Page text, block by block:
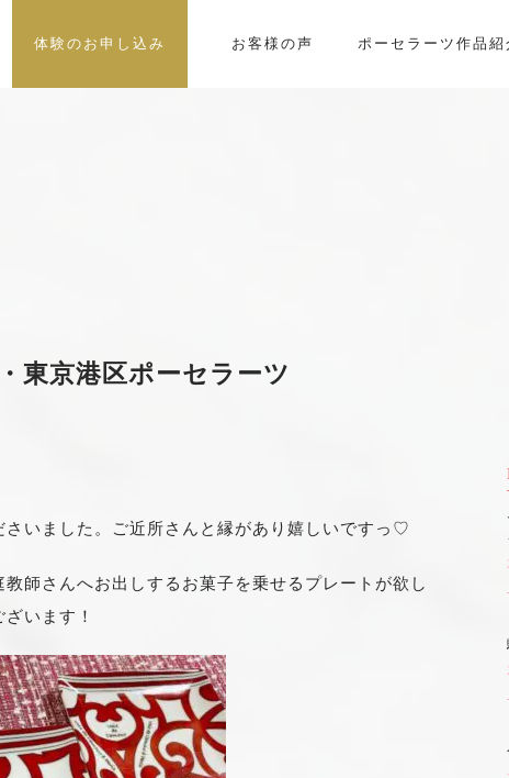
体験のお申し込み お客様の声 ポーセラーツ作品紹
東京港区ポーセラーツ
いました。ご近所さんと縁があり嬉しいですっ♡
師さんへお出しするお菓子を乗せるプレートが欲し
います！